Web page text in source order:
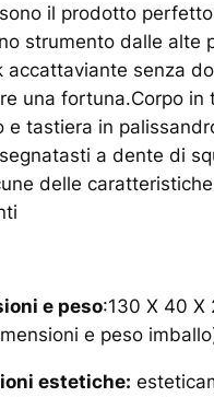
il prodotto
strumento dalle alte
accattaviante senza
una fortuna.Corpo in
e tastiera in
a dente di
delle
e peso:130 X 40 X
e peso
estetiche: